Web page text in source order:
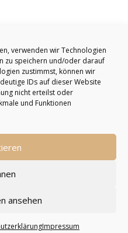
verwenden wir Technologien
zu speichern und/oder darauf
zustimmst, können wir
IDs auf dieser Website
nicht erteilst oder
und Funktionen
ansehen
Impressum